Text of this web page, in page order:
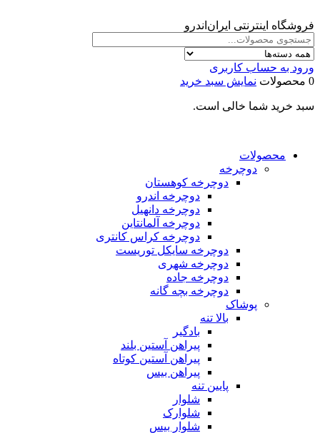
فروشگاه اینترنتی ایران‌اندرو
ورود به حساب کاربری
0 محصولات
نمایش سبد خرید
سبد خرید شما خالی است.
محصولات
دوچرخه
دوچرخه کوهستان
دوچرخه اندرو
دوچرخه دانهیل
دوچرخه آلمانتاین
دوچرخه کراس کانتری
دوچرخه سایکل توریست
دوچرخه شهری
دوچرخه جاده
دوچرخه بچه گانه
پوشاک
بالا تنه
بادگیر
پیراهن آستین بلند
پیراهن آستین کوتاه
پیراهن بیس
پایین تنه
شلوار
شلوارک
شلوار بیس